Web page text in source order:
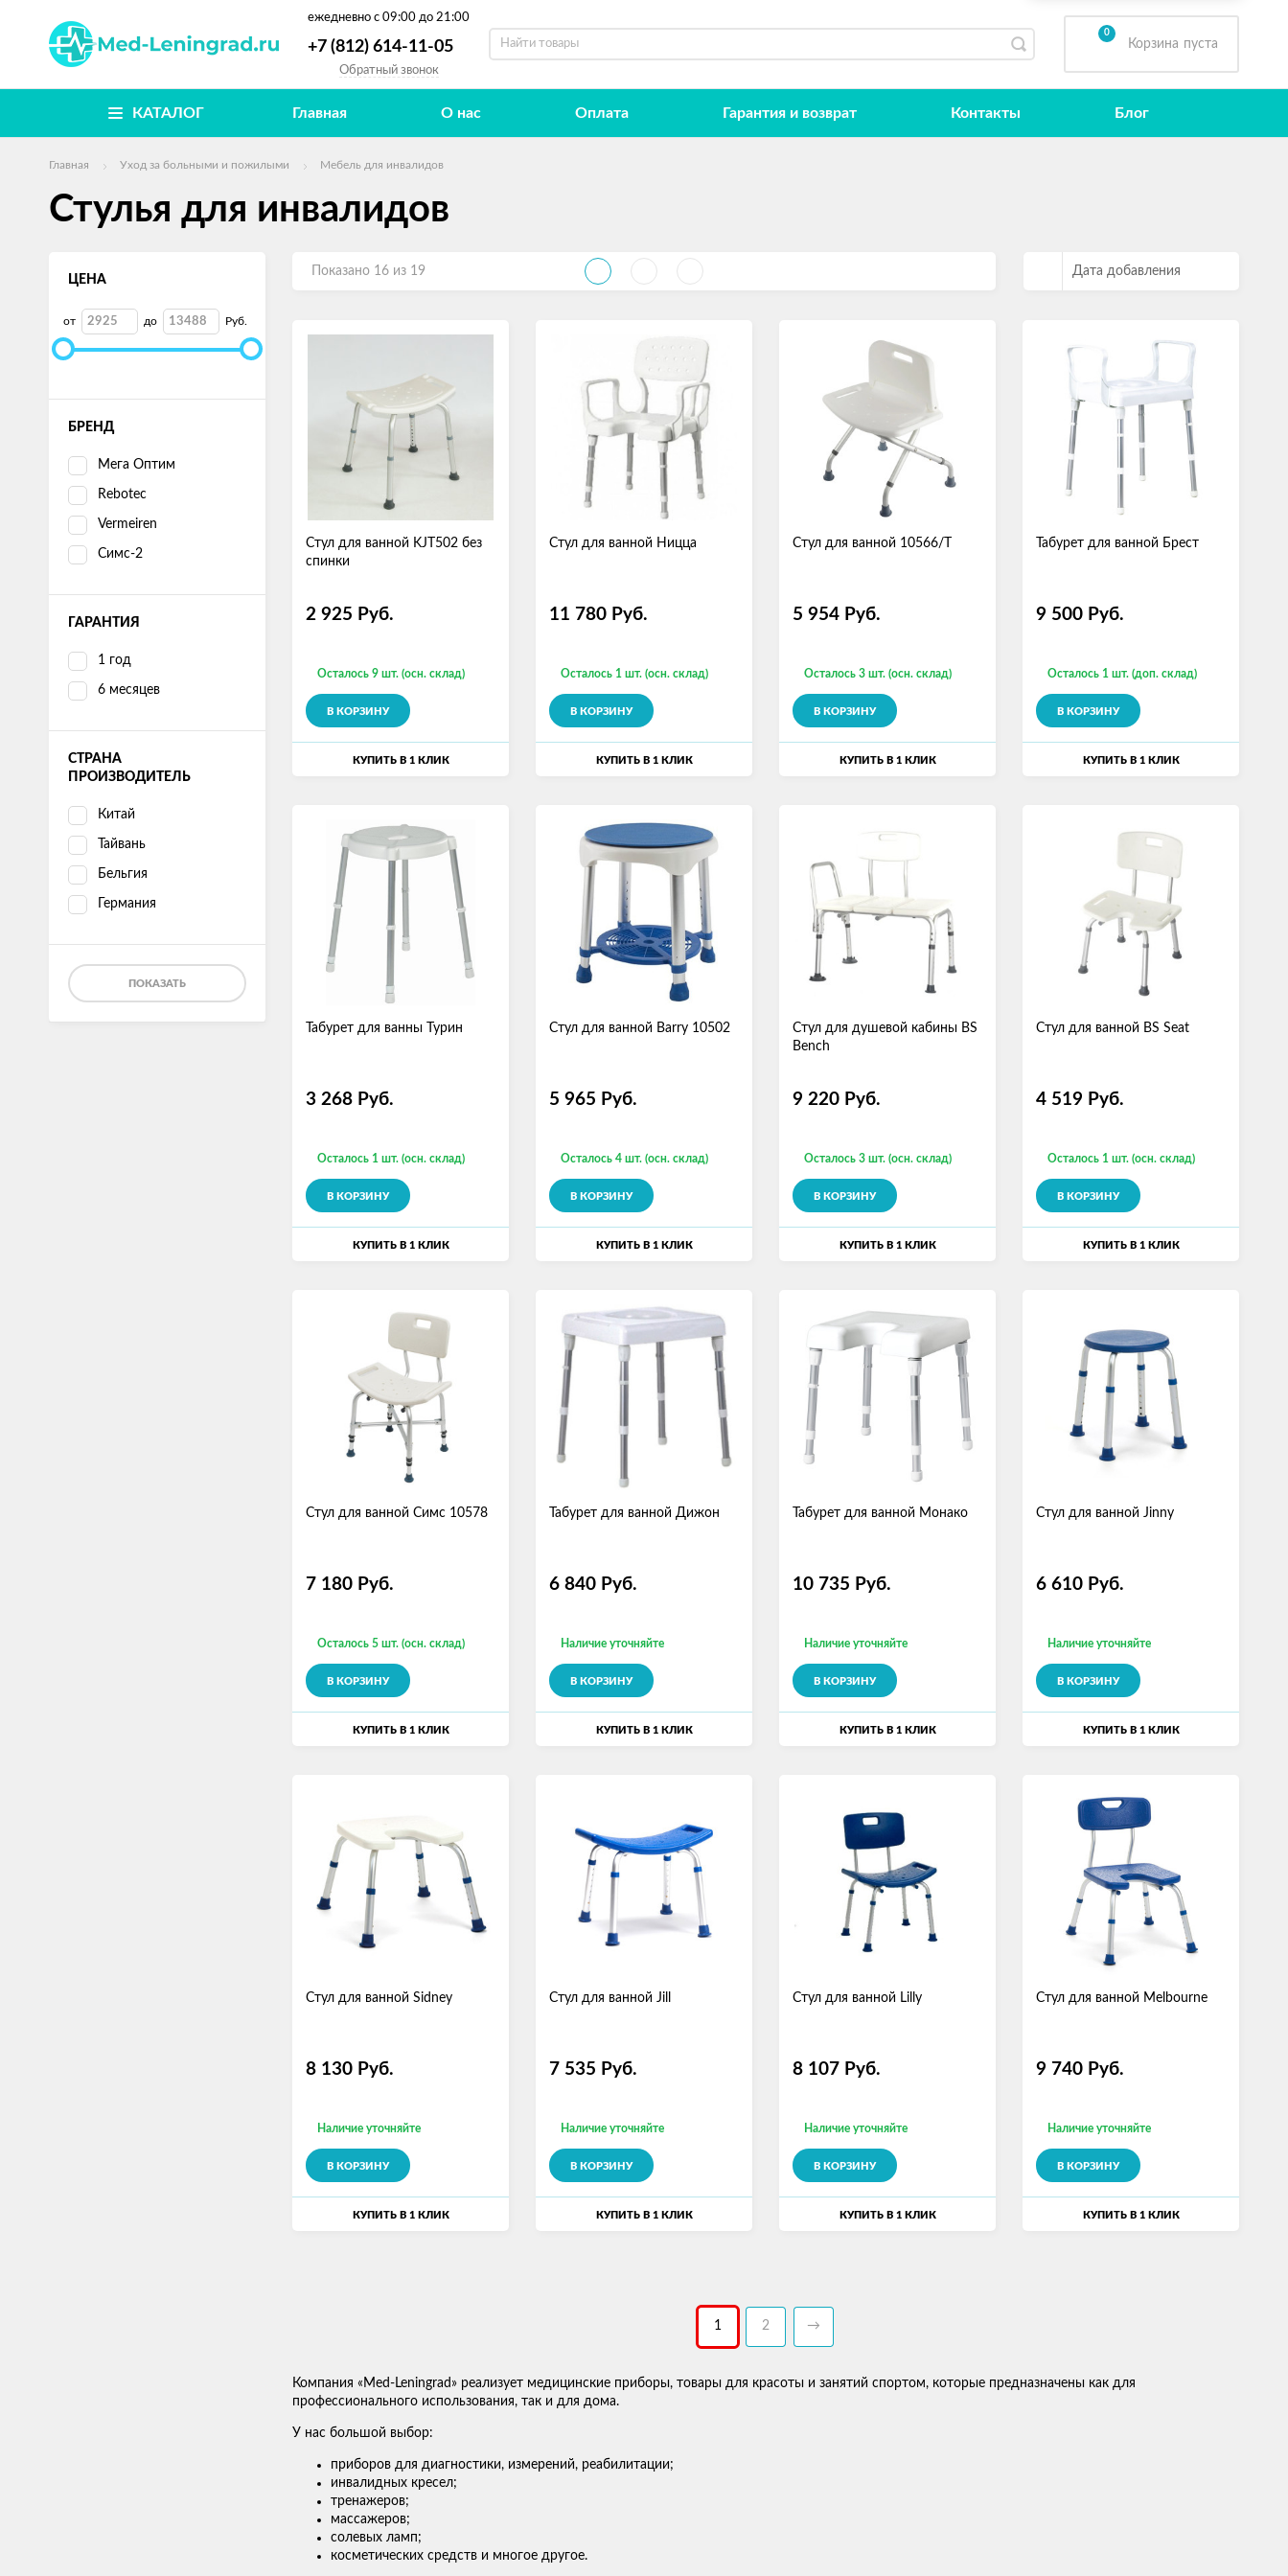
ежедневно с 09:00 до 21:00
+7 (812) 614-11-05
Обратный звонок
0
Корзина пуста
КАТАЛОГ Главная О нас Оплата Гарантия и возврат Контакты Блог
Главная Уход за больными и пожилыми Мебель для инвалидов
Стулья для инвалидов
ЦЕНА
от до Руб.
БРЕНД
Мега Оптим
Rebotec
Vermeiren
Симс-2
ГАРАНТИЯ
1 год
6 месяцев
СТРАНА
ПРОИЗВОДИТЕЛЬ
Китай
Тайвань
Бельгия
Германия
ПОКАЗАТЬ
Показано 16 из 19 Дата добавления
Стул для ванной KJT502 без
спинки
2 925 Руб.
Осталось 9 шт. (осн. склад)
В КОРЗИНУ
КУПИТЬ В 1 КЛИК
Стул для ванной Ницца
11 780 Руб.
Осталось 1 шт. (осн. склад)
В КОРЗИНУ
КУПИТЬ В 1 КЛИК
Стул для ванной 10566/T
5 954 Руб.
Осталось 3 шт. (осн. склад)
В КОРЗИНУ
КУПИТЬ В 1 КЛИК
Табурет для ванной Брест
9 500 Руб.
Осталось 1 шт. (доп. склад)
В КОРЗИНУ
КУПИТЬ В 1 КЛИК
Табурет для ванны Турин
3 268 Руб.
Осталось 1 шт. (осн. склад)
В КОРЗИНУ
КУПИТЬ В 1 КЛИК
Стул для ванной Barry 10502
5 965 Руб.
Осталось 4 шт. (осн. склад)
В КОРЗИНУ
КУПИТЬ В 1 КЛИК
Стул для душевой кабины BS
Bench
9 220 Руб.
Осталось 3 шт. (осн. склад)
В КОРЗИНУ
КУПИТЬ В 1 КЛИК
Стул для ванной BS Seat
4 519 Руб.
Осталось 1 шт. (осн. склад)
В КОРЗИНУ
КУПИТЬ В 1 КЛИК
Стул для ванной Симс 10578
7 180 Руб.
Осталось 5 шт. (осн. склад)
В КОРЗИНУ
КУПИТЬ В 1 КЛИК
Табурет для ванной Дижон
6 840 Руб.
Наличие уточняйте
В КОРЗИНУ
КУПИТЬ В 1 КЛИК
Табурет для ванной Монако
10 735 Руб.
Наличие уточняйте
В КОРЗИНУ
КУПИТЬ В 1 КЛИК
Стул для ванной Jinny
6 610 Руб.
Наличие уточняйте
В КОРЗИНУ
КУПИТЬ В 1 КЛИК
Стул для ванной Sidney
8 130 Руб.
Наличие уточняйте
В КОРЗИНУ
КУПИТЬ В 1 КЛИК
Стул для ванной Jill
7 535 Руб.
Наличие уточняйте
В КОРЗИНУ
КУПИТЬ В 1 КЛИК
Стул для ванной Lilly
8 107 Руб.
Наличие уточняйте
В КОРЗИНУ
КУПИТЬ В 1 КЛИК
Стул для ванной Melbourne
9 740 Руб.
Наличие уточняйте
В КОРЗИНУ
КУПИТЬ В 1 КЛИК
1 2 →
Компания «Med-Leningrad» реализует медицинские приборы, товары для красоты и занятий спортом, которые предназначены как для
профессионального использования, так и для дома.
У нас большой выбор:
приборов для диагностики, измерений, реабилитации;
инвалидных кресел;
тренажеров;
массажеров;
солевых ламп;
косметических средств и многое другое.